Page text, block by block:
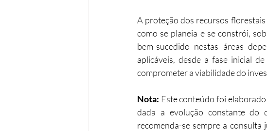
A proteção dos recursos
como se planeia e se constrói,
bem-sucedido nestas áreas
aplicáveis, desde a fase inicial
comprometer a viabilidade do
Nota: Este conteúdo foi
dada a evolução constante do
recomenda-se sempre a